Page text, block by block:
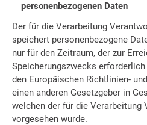
personenbezogenen Daten
Der für die Verarbeitung
speichert personenbezogene
nur für den Zeitraum, der zur
Speicherungszwecks
den Europäischen Richtlinien-
einen anderen Gesetzgeber in
welchen der für die
vorgesehen wurde.